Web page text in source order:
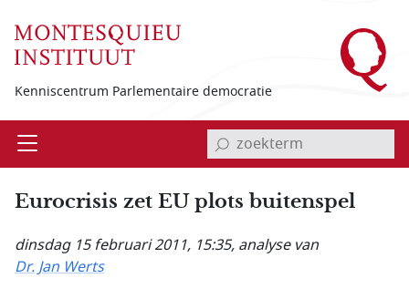
Kenniscentrum Parlementaire democratie
Open invoerveld zoekterm
Eurocrisis zet EU plots buitenspel
dinsdag 15 februari 2011, 15:35, analyse van
Dr. Jan Werts